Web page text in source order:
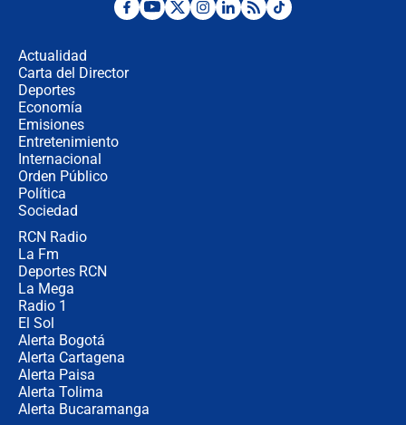
Desde dermatitis hasta infecciones:
Actualidad
Carta del Director
Deportes
Economía
Emisiones
Entretenimiento
Internacional
Orden Público
Política
Sociedad
RCN Radio
La Fm
Deportes RCN
La Mega
Radio 1
El Sol
Alerta Bogotá
Alerta Cartagena
Alerta Paisa
Alerta Tolima
Alerta Bucaramanga